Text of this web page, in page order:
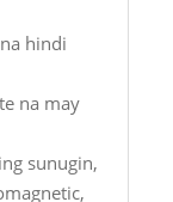
hindi
na may
sunugin,